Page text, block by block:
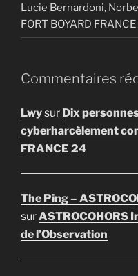
Lucie Bernardoni,
FORT BOYARD
Commentaires
Lwysur Dix
cyberharcèlement
FRANCE 24
The Ping –
surASTROCOHORS
de l’Observation